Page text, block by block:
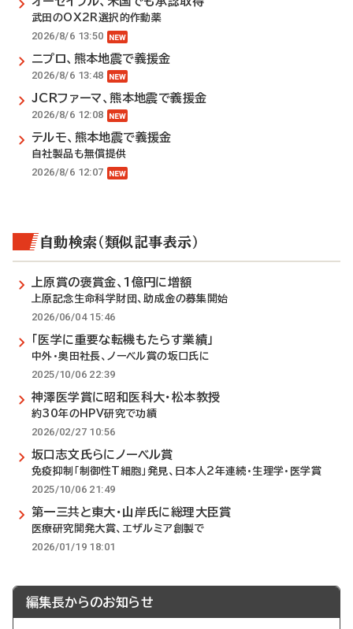
武田のOX2R選択的作動薬
2026/8/6 13:50
ニプロ、熊本地震で義援金
2026/8/6 13:48
JCRファーマ、熊本地震で義援金
2026/8/6 12:08
テルモ、熊本地震で義援金
自社製品も無償提供
2026/8/6 12:07
自動検索（類似記事表示）
上原賞の褒賞金、1億円に増額
上原記念生命科学財団、助成金の募集開始
2026/06/04 15:46
「医学に重要な転機もたらす業績」
中外・奥田社長、ノーベル賞の坂口氏に
2025/10/06 22:39
神澤医学賞に昭和医科大・松本教授
約30年のHPV研究で功績
2026/02/27 10:56
坂口志文氏らにノーベル賞
免疫抑制「制御性T細胞」発見、日本人2年連続・生理学・医学賞
2025/10/06 21:49
第一三共と東大・山岸氏に総理大臣賞
医療研究開発大賞、エザルミア創製で
2026/01/19 18:01
編集長からのお知らせ